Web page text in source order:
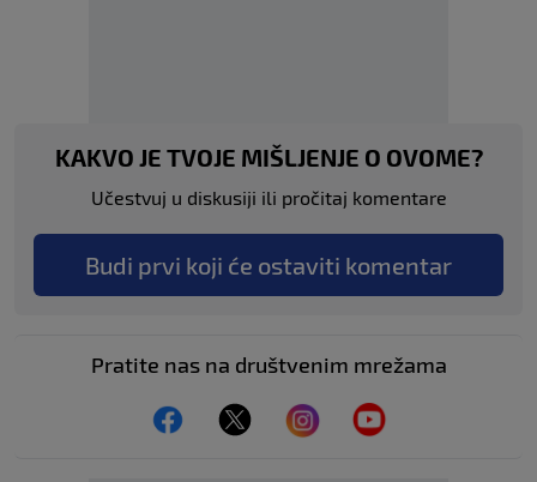
KAKVO JE TVOJE MIŠLJENJE O OVOME?
Učestvuj u diskusiji ili pročitaj komentare
Budi prvi koji će ostaviti komentar
Pratite nas na društvenim mrežama